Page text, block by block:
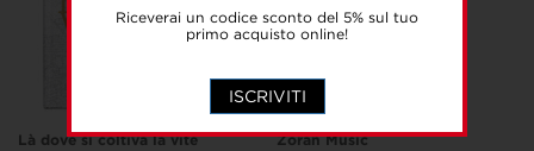
Riceverai un codice sconto del 5% sul tuo
primo acquisto online!
ISCRIVITI
Là dove si coltiva la vite Zoran Music